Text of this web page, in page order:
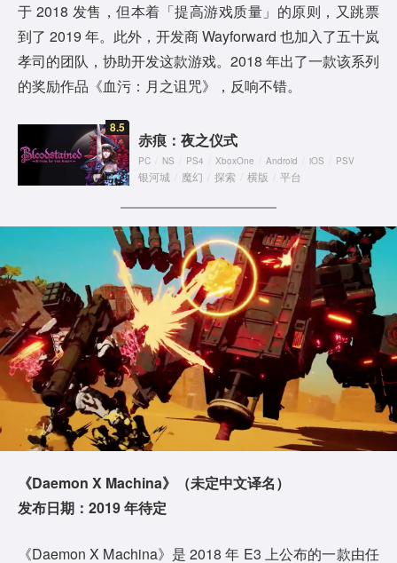
于 2018 发售，但本着「提高游戏质量」的原则，又跳票
到了 2019 年。此外，开发商 Wayforward 也加入了五十岚
孝司的团队，协助开发这款游戏。2018 年出了一款该系列
的奖励作品《血污：月之诅咒》，反响不错。
8.5
赤痕：夜之仪式
PC NS PS4 XboxOne Android iOS PSV
银河城 魔幻 探索 横版 平台
《Daemon X Machina》（未定中文译名）
发布日期：2019 年待定
《Daemon X Machina》是 2018 年 E3 上公布的一款由任